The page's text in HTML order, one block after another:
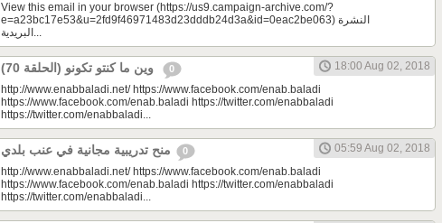
View this email in your browser (https://us9.campaign-archive.com/?
e=a23bc17e53&u=2fd9f46971483d23dddb24d3a&id=0eac2be063) النشرة
البريدية...
0
18:00 Aug 02, 2018
http://www.enabbaladi.net/ https://www.facebook.com/enab.baladi
https://www.facebook.com/enab.baladi https://twitter.com/enabbaladi
https://twitter.com/enabbaladi...
0
05:59 Aug 02, 2018
http://www.enabbaladi.net/ https://www.facebook.com/enab.baladi
https://www.facebook.com/enab.baladi https://twitter.com/enabbaladi
https://twitter.com/enabbaladi...